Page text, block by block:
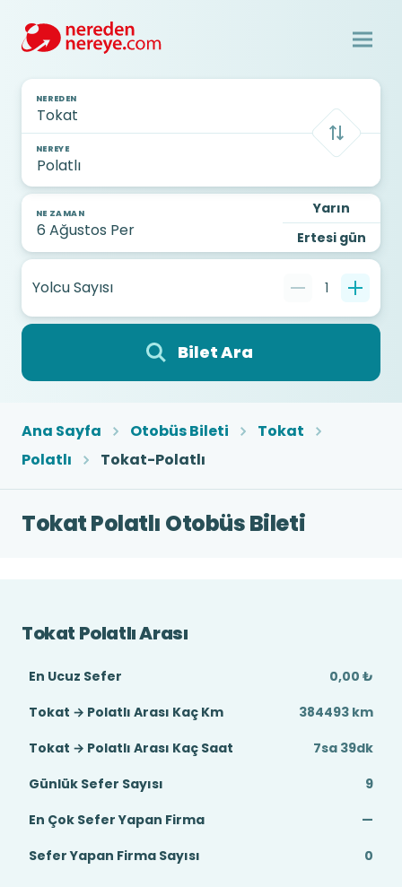
NEREDEN
NEREYE
NE ZAMAN
Yarın
Ertesi gün
Yolcu Sayısı 1
Bilet Ara
Ana Sayfa Otobüs Bileti
Tokat
Polatlı
Tokat-Polatlı
Tokat Polatlı Otobüs Bileti
Tokat Polatlı Arası
En Ucuz Sefer
0,00 ₺
Tokat → Polatlı Arası Kaç Km
384493 km
Tokat → Polatlı Arası Kaç Saat
7sa 39dk
Günlük Sefer Sayısı
9
En Çok Sefer Yapan Firma
—
Sefer Yapan Firma Sayısı
0